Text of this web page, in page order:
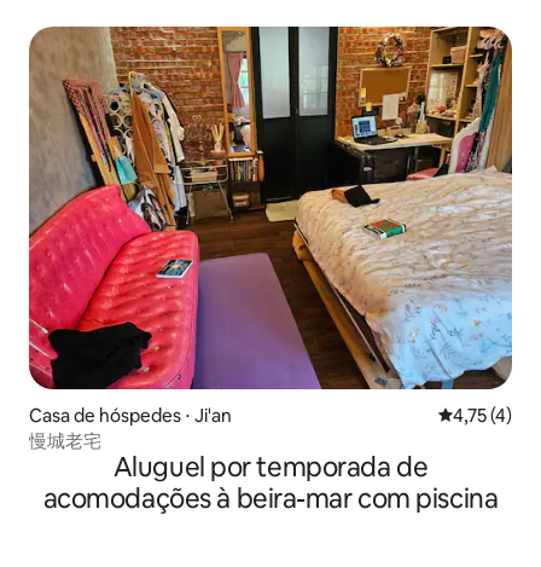
pode acomodar até 16 pessoas)
Casa de hóspedes ⋅ Ji'an 4,75 de
4,75 (4)
慢城老宅
Aluguel por temporada de
acomodações à beira-mar com piscina